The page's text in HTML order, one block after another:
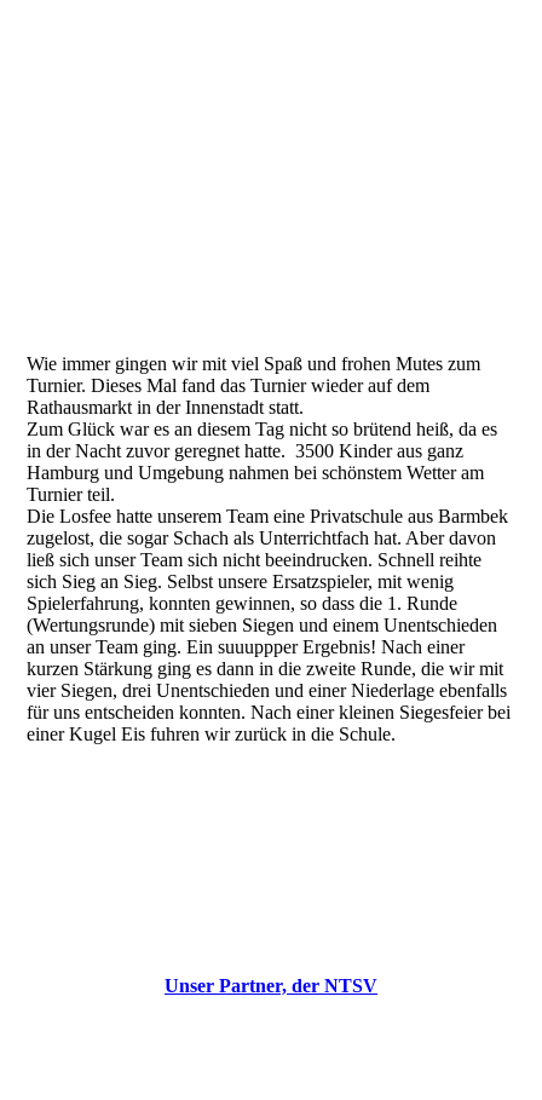
Wie immer gingen wir mit viel Spaß und frohen Mutes zum
Turnier. Dieses Mal fand das Turnier wieder auf dem
Rathausmarkt in der Innenstadt statt.
Zum Glück war es an diesem Tag nicht so brütend heiß, da es
in der Nacht zuvor geregnet hatte. 3500 Kinder aus ganz
Hamburg und Umgebung nahmen bei schönstem Wetter am
Turnier teil.
Die Losfee hatte unserem Team eine Privatschule aus Barmbek
zugelost, die sogar Schach als Unterrichtfach hat. Aber davon
ließ sich unser Team sich nicht beeindrucken. Schnell reihte
sich Sieg an Sieg. Selbst unsere Ersatzspieler, mit wenig
Spielerfahrung, konnten gewinnen, so dass die 1. Runde
(Wertungsrunde) mit sieben Siegen und einem Unentschieden
an unser Team ging. Ein suuuppper Ergebnis! Nach einer
kurzen Stärkung ging es dann in die zweite Runde, die wir mit
vier Siegen, drei Unentschieden und einer Niederlage ebenfalls
für uns entscheiden konnten. Nach einer kleinen Siegesfeier bei
einer Kugel Eis fuhren wir zurück in die Schule.
Unser Partner, der NTSV